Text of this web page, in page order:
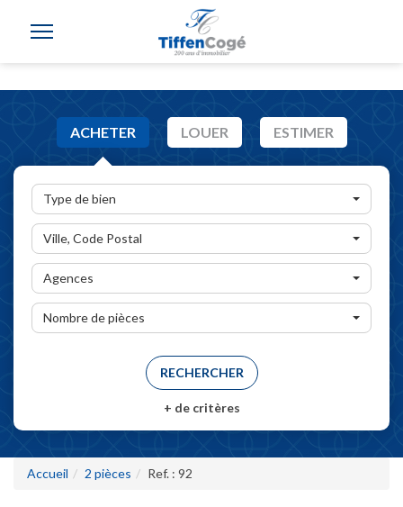
ACHETER LOUER ESTIMER
Type de bien
Ville, Code Postal
Agences
Nombre de pièces
+ de critères
Accueil 2 pièces Ref. : 92